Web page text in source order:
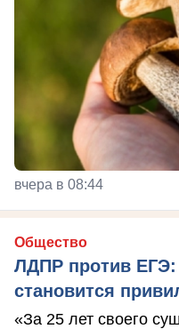
вчера в 08:44
Общество
ЛДПР против ЕГЭ:
становится
«За 25 лет своего